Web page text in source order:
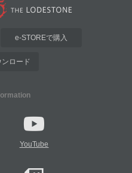
e-STOREで購入
ロード
YouTube